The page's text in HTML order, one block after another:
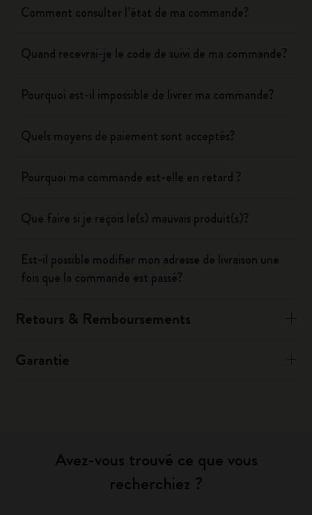
Comment consulter l’état de ma commande?
Quand recevrai-je le code de suivi de ma commande?
Pourquoi est-il impossible de livrer ma commande?
Quels moyens de paiement sont acceptés?
Pourquoi ma commande est-elle en retard ?
Que faire si je reçois le(s) mauvais produit(s)?
Est-il possible modifier mon adresse de livraison une
fois que la commande est passé?
Retours & Remboursements
Garantie
Avez-vous trouvé ce que vous
recherchiez ?